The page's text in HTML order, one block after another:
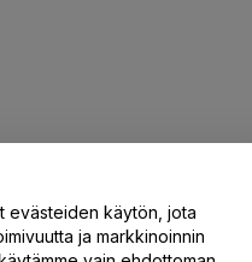
yhteyttä
evästeiden käytön, jota
ja markkinoinnin